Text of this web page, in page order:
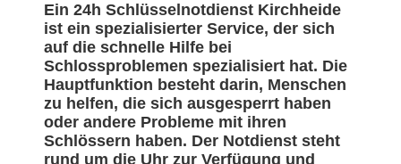
Ein 24h Schlüsselnotdienst Kirchheide
ist ein spezialisierter Service, der sich
auf die schnelle Hilfe bei
Schlossproblemen spezialisiert hat. Die
Hauptfunktion besteht darin, Menschen
zu helfen, die sich ausgesperrt haben
oder andere Probleme mit ihren
Schlössern haben. Der Notdienst steht
rund um die Uhr zur Verfügung und